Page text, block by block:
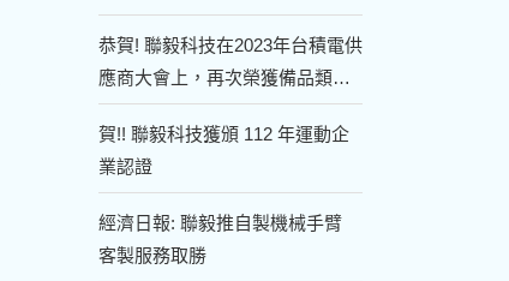
恭賀! 聯毅科技在2023年台積電供
應商大會上，再次榮獲備品類年
度優良供應商的殊榮！
賀!! 聯毅科技獲頒 112 年運動企
業認證
經濟日報: 聯毅推自製機械手臂
客製服務取勝